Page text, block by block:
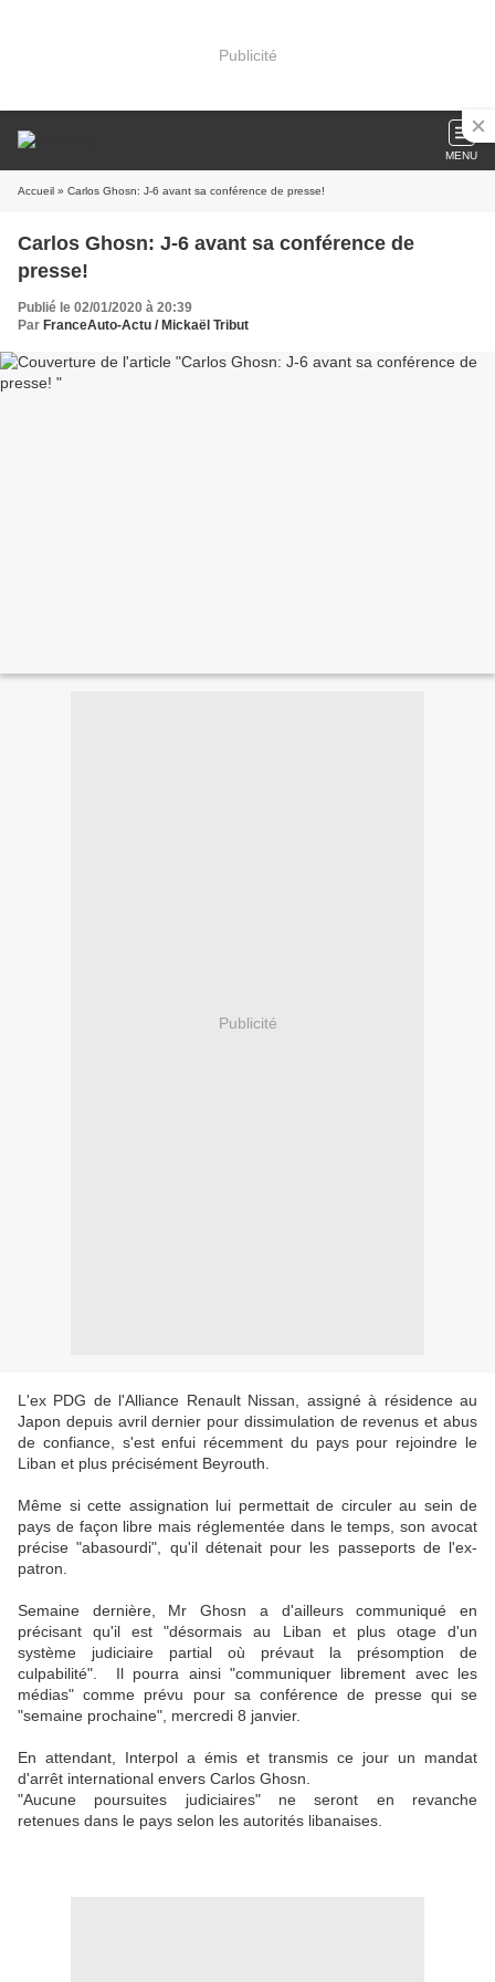
Publicité
MENU
Accueil » Carlos Ghosn: J-6 avant sa conférence de presse!
Carlos Ghosn: J-6 avant sa conférence de
presse!
Publié le 02/01/2020 à 20:39
Par FranceAuto-Actu / Mickaël Tribut
Publicité
L'ex PDG de l'Alliance Renault Nissan, assigné à résidence au
Japon depuis avril dernier pour dissimulation de revenus et abus
de confiance, s'est enfui récemment du pays pour rejoindre le
Liban et plus précisément Beyrouth.
Même si cette assignation lui permettait de circuler au sein de
pays de façon libre mais réglementée dans le temps, son avocat
précise "abasourdi", qu'il détenait pour les passeports de l'ex-
patron.
Semaine dernière, Mr Ghosn a d'ailleurs communiqué en
précisant qu'il est "désormais au Liban et plus otage d'un
système judiciaire partial où prévaut la présomption de
culpabilité". Il pourra ainsi "communiquer librement avec les
médias" comme prévu pour sa conférence de presse qui se
"semaine prochaine", mercredi 8 janvier.
En attendant, Interpol a émis et transmis ce jour un mandat
d'arrêt international envers Carlos Ghosn.
"Aucune poursuites judiciaires" ne seront en revanche
retenues dans le pays selon les autorités libanaises.